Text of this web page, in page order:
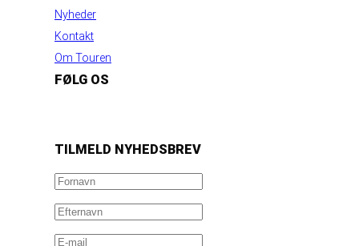
Nyheder
Kontakt
Om Touren
FØLG OS
TILMELD NYHEDSBREV